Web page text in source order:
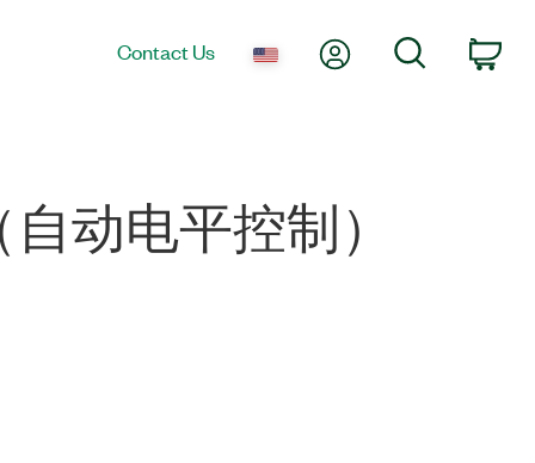
Contact Us My AccountSearch
动电平控制）